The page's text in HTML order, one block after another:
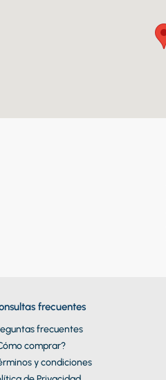
frecuentes
frecuentes
comprar?
y condiciones